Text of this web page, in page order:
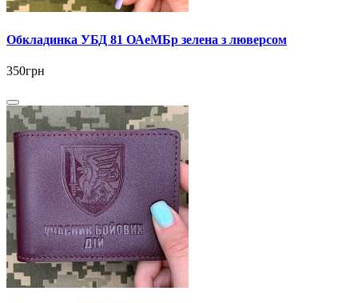
Обкладинка УБД 81 ОАеМБр зелена з люверсом
350грн